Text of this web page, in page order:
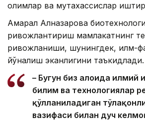
олимлар ва мутахассислар
Ақмарал Алназарова
ривожлантириш мамлакатнинг
ривожланиши, шунингдек, илм-
йўналиш эканлигини таъкидлади.
– Бугун биз алоҳида
билим ва технологиялар
қўлланиладиган
вазифаси билан дуч